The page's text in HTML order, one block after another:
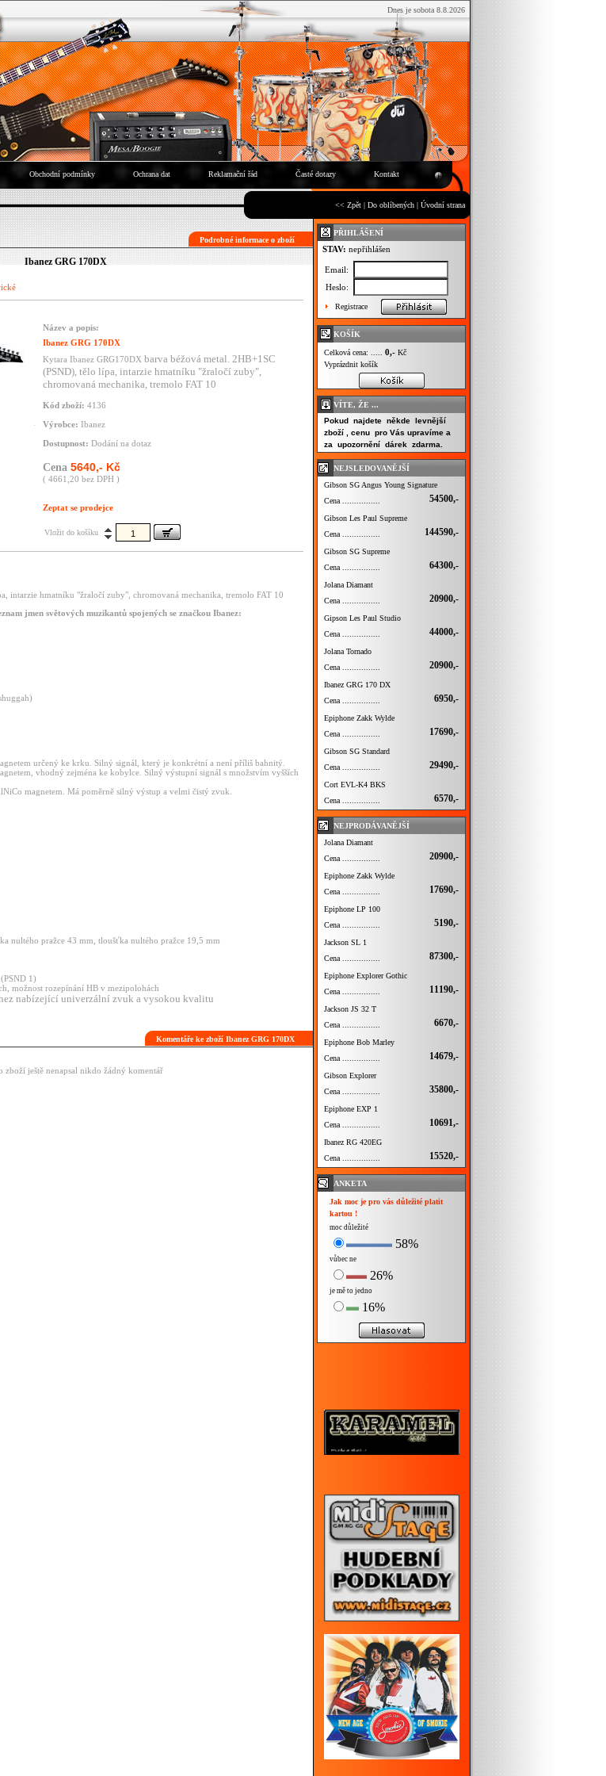
Dnes je sobota 8.8.2026
Obchodní podmínky Ochrana dat Reklamační řád Časté dotazy Kontakt
<< Zpět | Do oblíbených | Úvodní strana
Podrobné informace o zboží
Ibanez GRG 170DX
Název a popis:
Ibanez GRG 170DX
Kytara Ibanez GRG170DX barva béžová metal. 2HB+1SC
(PSND), tělo lípa, intarzie hmatníku "žraločí zuby",
chromovaná mechanika, tremolo FAT 10
Kód zboží: 4136
Výrobce: Ibanez
Dostupnost: Dodání na dotaz
Cena 5640,- Kč
( 4661,20 bez DPH )
Zeptat se prodejce
Vložit do košíku
intarzie hmatníku "žraločí zuby", chromovaná mechanika, tremolo FAT 10
jmen světových muzikantů spojených se značkou Ibanez:
určený ke krku. Silný signál, který je konkrétní a není příliš bahnitý.
vhodný zejména ke kobylce. Silný výstupní signál s množstvím vyšších
magnetem. Má poměrně silný výstup a velmi čistý zvuk.
nultého pražce 43 mm, tloušťka nultého pražce 19,5 mm
(PSND 1)
možnost rozepínání HB v mezipolohách
nabízející univerzální zvuk a vysokou kvalitu
Komentáře ke zboží Ibanez GRG 170DX
zboží ještě nenapsal nikdo žádný komentář
PŘIHLÁŠENÍ
STAV: nepřihlášen
Email:
Heslo:
Registrace
KOŠÍK
Celková cena: ..... 0,- Kč
Vyprázdnit košík
VÍTE, ŽE ...
Pokud najdete někde levnější
zboží , cenu pro Vás upravíme a
za upozornění dárek zdarma.
NEJSLEDOVANĚJŠÍ
Gibson SG Angus Young Signature
Cena ................
54500,-
Gibson Les Paul Supreme
Cena ................
144590,-
Gibson SG Supreme
Cena ................
64300,-
Jolana Diamant
Cena ................
20900,-
Gipson Les Paul Studio
Cena ................
44000,-
Jolana Tornado
Cena ................
20900,-
Ibanez GRG 170 DX
Cena ................
6950,-
Epiphone Zakk Wylde
Cena ................
17690,-
Gibson SG Standard
Cena ................
29490,-
Cort EVL-K4 BKS
Cena ................
6570,-
NEJPRODÁVANĚJŠÍ
Jolana Diamant
Cena ................
20900,-
Epiphone Zakk Wylde
Cena ................
17690,-
Epiphone LP 100
Cena ................
5190,-
Jackson SL 1
Cena ................
87300,-
Epiphone Explorer Gothic
Cena ................
11190,-
Jackson JS 32 T
Cena ................
6670,-
Epiphone Bob Marley
Cena ................
14679,-
Gibson Explorer
Cena ................
35800,-
Epiphone EXP 1
Cena ................
10691,-
Ibanez RG 420EG
Cena ................
15520,-
ANKETA
Jak moc je pro vás důležité platit
kartou !
moc důležité
58%
vůbec ne
26%
je mě to jedno
16%